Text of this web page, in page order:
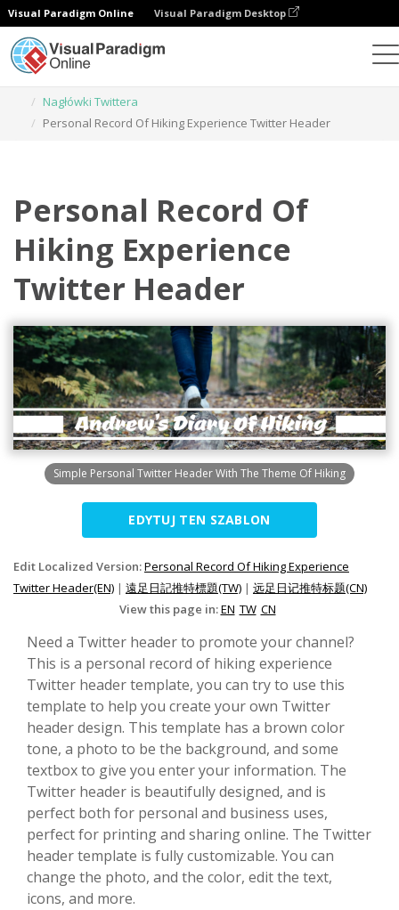
Visual Paradigm Online Visual Paradigm Desktop
Nagłówki Twittera
Personal Record Of Hiking Experience Twitter Header
Personal Record Of
Hiking Experience
Twitter Header
Simple Personal Twitter Header With The Theme Of Hiking
EDYTUJ TEN SZABLON
Edit Localized Version:Personal Record Of Hiking Experience
Twitter Header(EN) | 遠足日記推特標題(TW) | 远足日记推特标题(CN)
View this page in:EN TW CN
Need a Twitter header to promote your channel?
This is a personal record of hiking experience
Twitter header template, you can try to use this
template to help you create your own Twitter
header design. This template has a brown color
tone, a photo to be the background, and some
textbox to give you enter your information. The
Twitter header is beautifully designed, and is
perfect both for personal and business uses,
perfect for printing and sharing online. The Twitter
header template is fully customizable. You can
change the photo, and the color, edit the text,
icons, and more.